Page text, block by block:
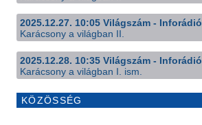
2025.12.27. 10:05 Világszám - Inforádió
Karácsony a világban II.
2025.12.28. 10:35 Világszám - Inforádió
Karácsony a világban I. ism.
KÖZÖSSÉG